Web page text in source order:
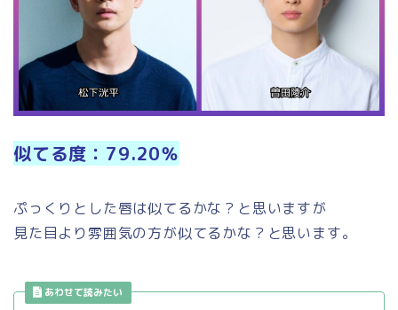
似てる度：79.20％
ぷっくりとした唇は似てるかな？と思いますが
見た目より雰囲気の方が似てるかな？と思います。